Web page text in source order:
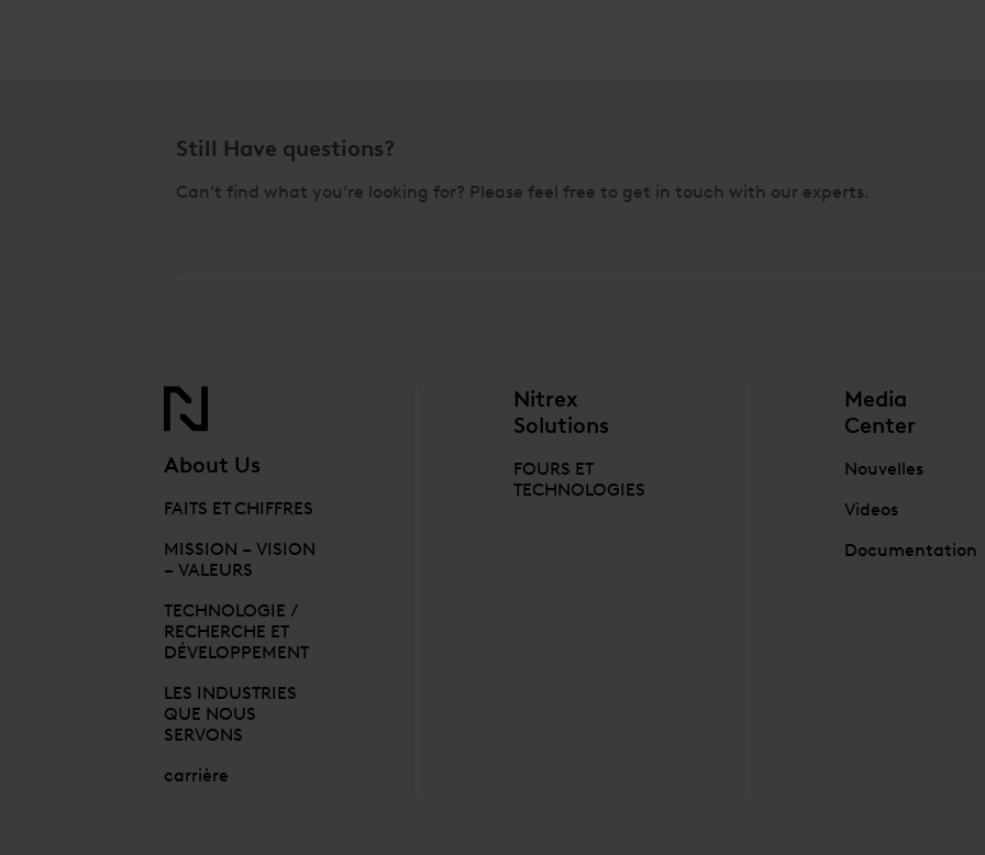
Still Have questions?
Can’t find what you’re looking for? Please feel free to get in touch with our experts.
About Us
FAITS ET CHIFFRES
MISSION – VISION
– VALEURS
TECHNOLOGIE /
RECHERCHE ET
DÉVELOPPEMENT
LES INDUSTRIES
QUE NOUS
SERVONS
carrière
Nitrex
Solutions
FOURS ET
TECHNOLOGIES
Media
Center
Nouvelles
Videos
Documentation